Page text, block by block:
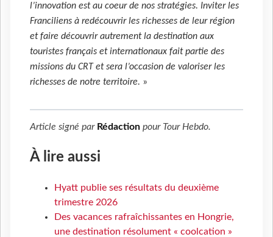
l’innovation est au coeur de nos stratégies. Inviter les
Franciliens à redécouvrir les richesses de leur région
et faire découvrir autrement la destination aux
touristes français et internationaux fait partie des
missions du CRT et sera l’occasion de valoriser les
richesses de notre territoire. »
Article signé par Rédaction pour Tour Hebdo.
À lire aussi
Hyatt publie ses résultats du deuxième
trimestre 2026
Des vacances rafraîchissantes en Hongrie,
une destination résolument « coolcation »